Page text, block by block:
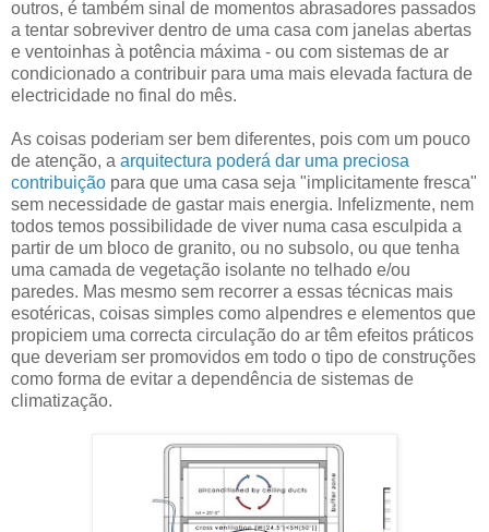
outros, é também sinal de momentos abrasadores passados
a tentar sobreviver dentro de uma casa com janelas abertas
e ventoinhas à potência máxima - ou com sistemas de ar
condicionado a contribuir para uma mais elevada factura de
electricidade no final do mês.
As coisas poderiam ser bem diferentes, pois com um pouco
de atenção, a arquitectura poderá dar uma preciosa
contribuição para que uma casa seja "implicitamente fresca"
sem necessidade de gastar mais energia. Infelizmente, nem
todos temos possibilidade de viver numa casa esculpida a
partir de um bloco de granito, ou no subsolo, ou que tenha
uma camada de vegetação isolante no telhado e/ou
paredes. Mas mesmo sem recorrer a essas técnicas mais
esotéricas, coisas simples como alpendres e elementos que
propiciem uma correcta circulação do ar têm efeitos práticos
que deveriam ser promovidos em todo o tipo de construções
como forma de evitar a dependência de sistemas de
climatização.